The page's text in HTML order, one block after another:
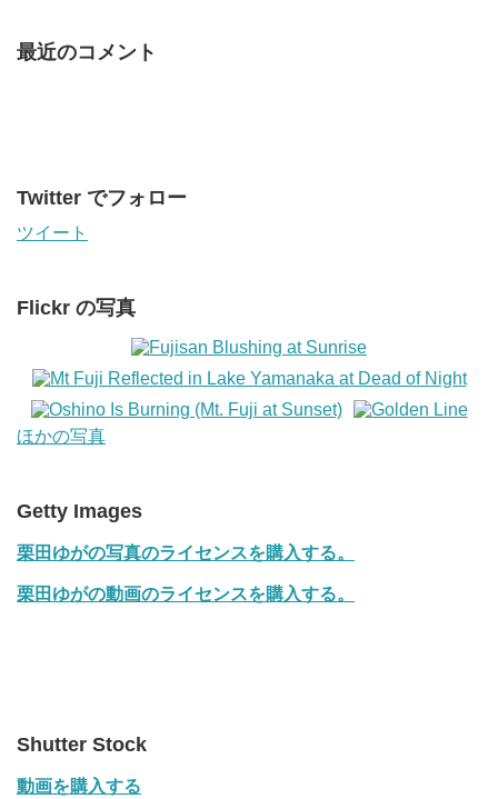
最近のコメント
Twitter でフォロー
ツイート
Flickr の写真
ほかの写真
Getty Images
栗田ゆがの写真のライセンスを購入する。
栗田ゆがの動画のライセンスを購入する。
Shutter Stock
動画を購入する